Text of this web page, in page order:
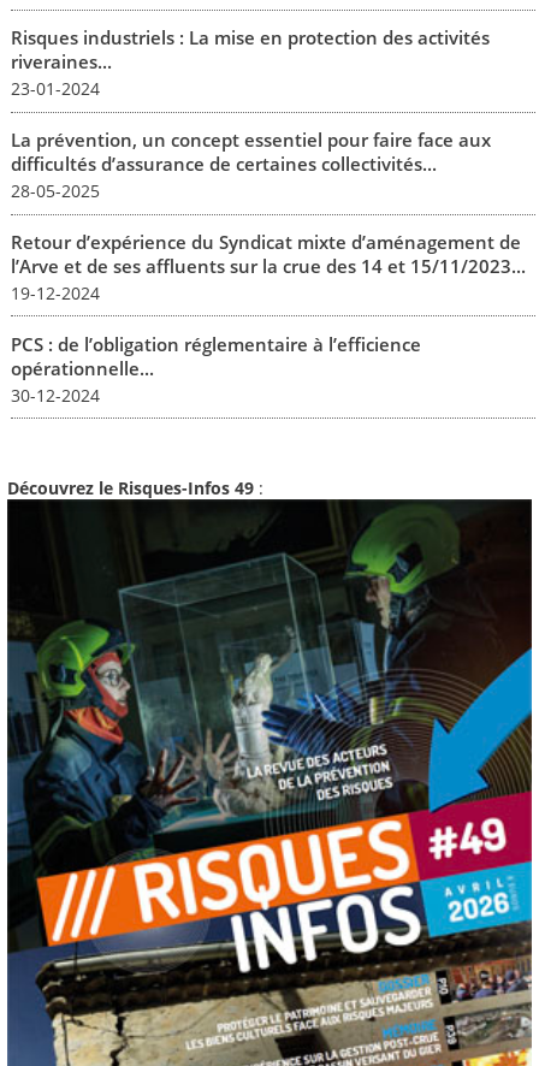
Risques industriels : La mise en protection des activités
riveraines...
23-01-2024
La prévention, un concept essentiel pour faire face aux
difficultés d’assurance de certaines collectivités...
28-05-2025
Retour d’expérience du Syndicat mixte d’aménagement de
l’Arve et de ses affluents sur la crue des 14 et 15/11/2023...
19-12-2024
PCS : de l’obligation réglementaire à l’efficience
opérationnelle...
30-12-2024
Découvrez le Risques-Infos 49 :